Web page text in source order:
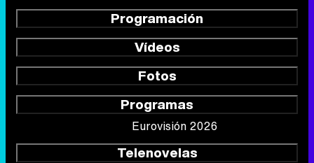
Programación
Vídeos
Fotos
Programas
Eurovisión 2026
Telenovelas